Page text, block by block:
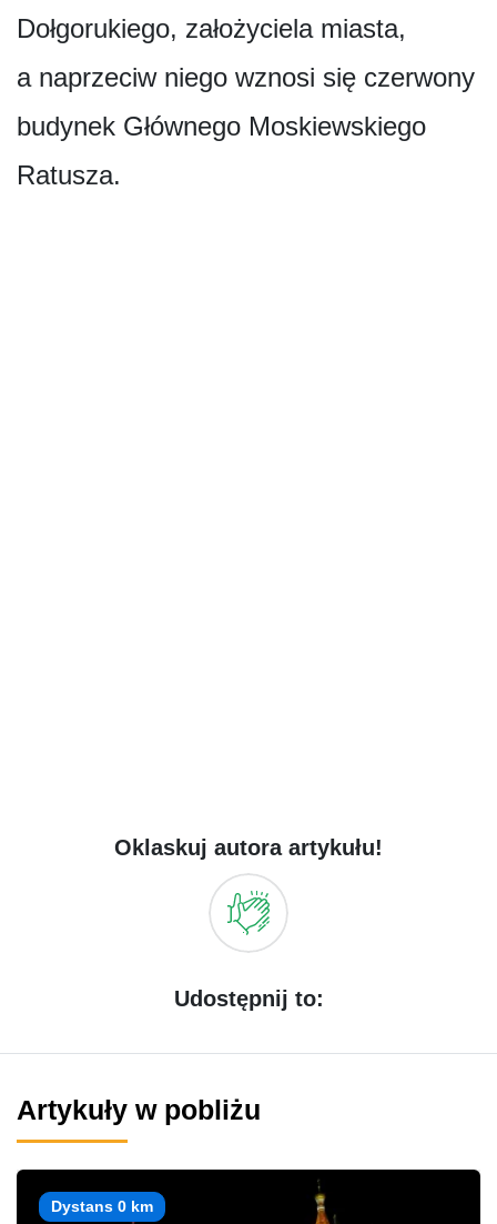
Dołgorukiego, założyciela miasta,
a naprzeciw niego wznosi się czerwony
budynek Głównego Moskiewskiego
Ratusza.
Oklaskuj autora artykułu!
Udostępnij to:
Artykuły w pobliżu
Dystans 0 km